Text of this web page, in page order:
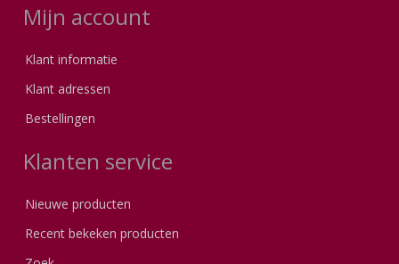
Mijn account
Klant informatie
Klant adressen
Bestellingen
Klanten service
Nieuwe producten
Recent bekeken producten